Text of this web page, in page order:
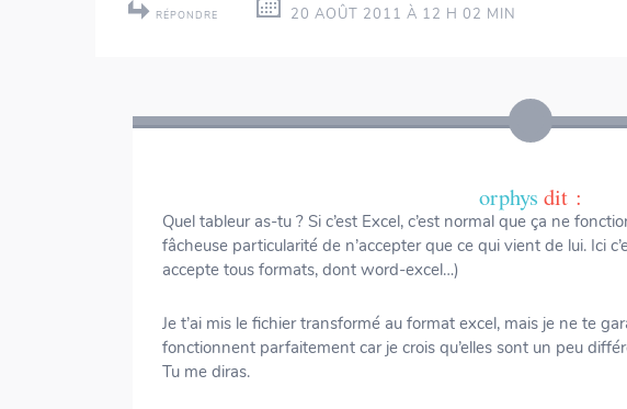
RÉPONDRE 20 AOÛT 2011 À 12 H 02 MIN
orphys dit :
Quel tableur as-tu ? Si c’est Excel, c’est normal que ça ne
fâcheuse particularité de n’accepter que ce qui vient de lui. Ici
accepte tous formats, dont word-excel…)
Je t’ai mis le fichier transformé au format excel, mais je ne te
fonctionnent parfaitement car je crois qu’elles sont un peu
Tu me diras.